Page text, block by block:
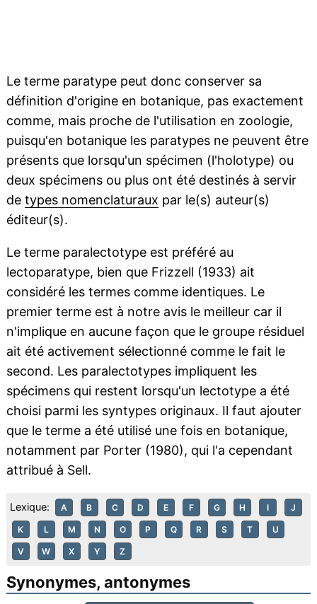
Le terme paratype peut donc conserver sa
définition d'origine en botanique, pas exactement
comme, mais proche de l'utilisation en zoologie,
puisqu'en botanique les paratypes ne peuvent être
présents que lorsqu'un spécimen (l'holotype) ou
deux spécimens ou plus ont été destinés à servir
de types nomenclaturaux par le(s) auteur(s)
éditeur(s).
Le terme paralectotype est préféré au
lectoparatype, bien que Frizzell (1933) ait
considéré les termes comme identiques. Le
premier terme est à notre avis le meilleur car il
n'implique en aucune façon que le groupe résiduel
ait été activement sélectionné comme le fait le
second. Les paralectotypes impliquent les
spécimens qui restent lorsqu'un lectotype a été
choisi parmi les syntypes originaux. Il faut ajouter
que le terme a été utilisé une fois en botanique,
notamment par Porter (1980), qui l'a cependant
attribué à Sell.
Lexique: A B C D E F G H I J
K L M N O P Q R S T U
V W X Y Z
Synonymes, antonymes